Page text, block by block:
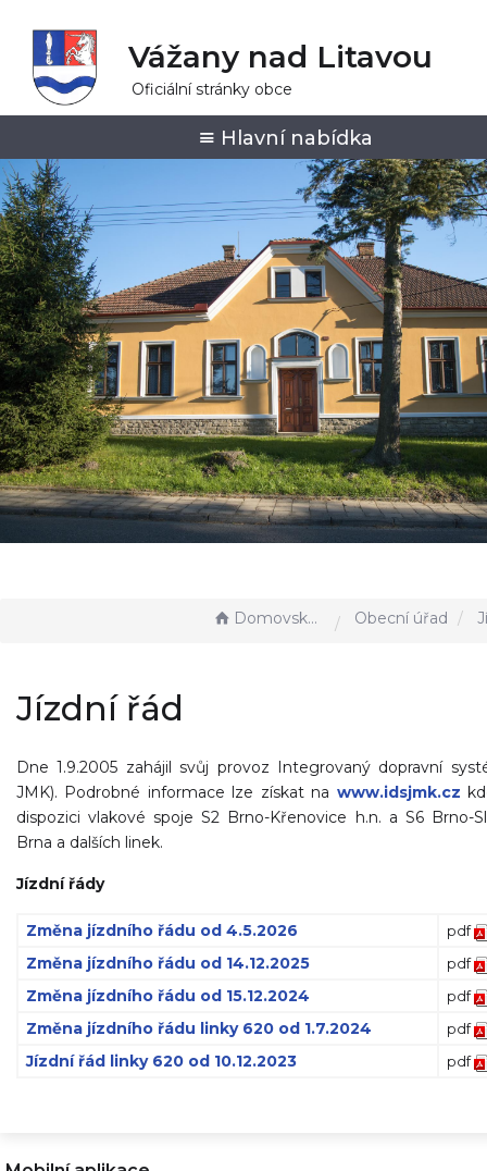
Vážany nad Litavou
Oficiální stránky obce
Hlavní nabídka
Domovská stránka Obecní úřad
Jízdní řád
Dne 1.9.2005 zahájil svůj provoz Integrovaný dopravní
JMK). Podrobné informace lze získat na www.idsjmk.cz
dispozici vlakové spoje S2 Brno-Křenovice h.n. a S6 Brno-
Brna a dalších linek.
Jízdní řády
Změna jízdního řádu od 4.5.2026 pdf
Změna jízdního řádu od 14.12.2025 pdf
Změna jízdního řádu od 15.12.2024 pdf
Změna jízdního řádu linky 620 od 1.7.2024 pdf
Jízdní řád linky 620 od 10.12.2023 pdf